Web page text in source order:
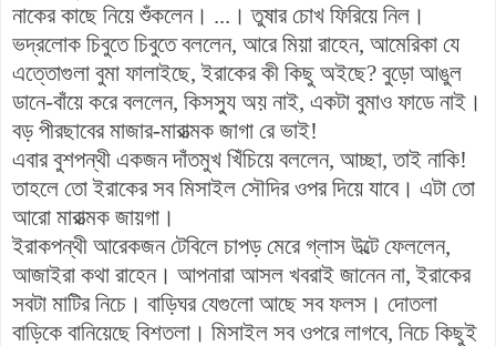
নাকের কাছে নিয়ে শুঁকলেন। ...। তুষার চোখ ফিরিয়ে নিল।
ভদ্রলোক চিবুতে চিবুতে বললেন, আরে মিয়া রাহেন, আমেরিকা যে
এত্তোগুলা বুমা ফালাইছে, ইরাকের কী কিছু অইছে? বুড়ো আঙুল
ডানে-বাঁয়ে করে বললেন, কিসস্যু অয় নাই, একটা বুমাও ফাডে নাই।
বড় পীরছাবের মাজার-মারাত্মক জাগা রে ভাই!
এবার বুশপন্থী একজন দাঁতমুখ খিঁচিয়ে বললেন, আচ্ছা, তাই নাকি!
তাহলে তো ইরাকের সব মিসাইল সৌদির ওপর দিয়ে যাবে। এটা তো
আরো মারাত্মক জায়গা।
ইরাকপন্থী আরেকজন টেবিলে চাপড় মেরে গ্লাস উল্টে ফেললেন,
আজাইরা কথা রাহেন। আপনারা আসল খবরাই জানেন না, ইরাকের
সবটা মাটির নিচে। বাড়িঘর যেগুলো আছে সব ফলস। দোতলা
বাড়িকে বানিয়েছে বিশতলা। মিসাইল সব ওপরে লাগবে, নিচে কিছুই